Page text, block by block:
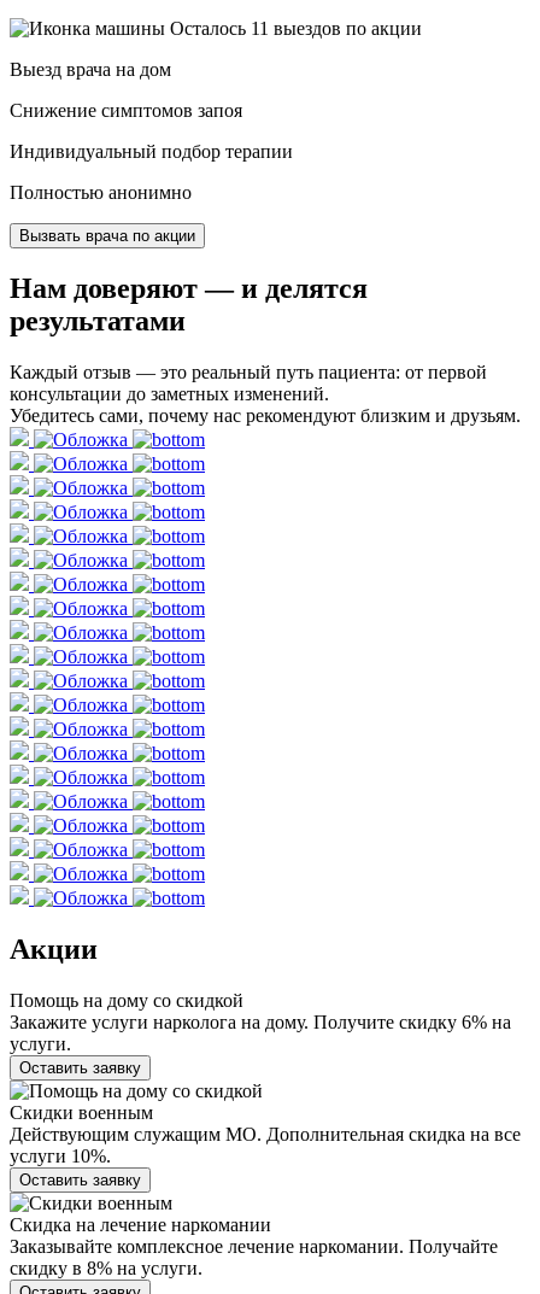
Осталось 11 выездов по акции
Выезд врача на дом
Снижение симптомов запоя
Индивидуальный подбор терапии
Полностью анонимно
Вызвать врача по акции
Нам доверяют— и делятся
результатами
Каждый отзыв — это реальный путь пациента: от первой
консультации до заметных изменений.
Убедитесь сами, почему нас рекомендуют близким и друзьям.
Акции
Помощь на дому со скидкой
Закажите услуги нарколога на дому. Получите скидку 6% на
услуги.
Оставить заявку
Скидки военным
Действующим служащим МО. Дополнительная скидка на все
услуги 10%.
Оставить заявку
Скидка на лечение наркомании
Заказывайте комплексное лечение наркомании. Получайте
скидку в 8% на услуги.